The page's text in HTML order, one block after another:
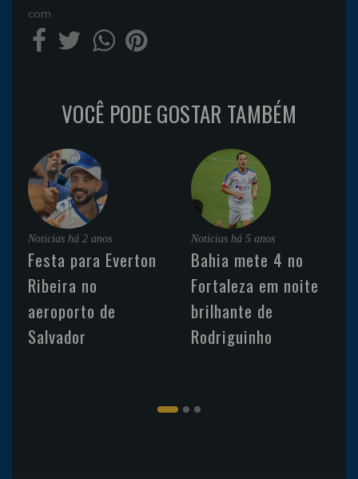
com
VOCÊ PODE GOSTAR TAMBÉM
Noticias há 2 anos
Festa para Everton
Ribeira no
aeroporto de
Salvador
Noticias há 5 anos
Bahia mete 4 no
Fortaleza em noite
brilhante de
Rodriguinho